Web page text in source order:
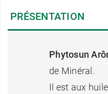
PRÉSENTATION
Phytosun
de Minéral.
Il est aux